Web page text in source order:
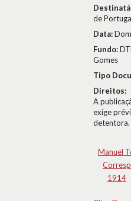
de
Data:
Fundo:
Gomes
Tipo
Direitos:
A
exige
detentora.
Manuel
1914